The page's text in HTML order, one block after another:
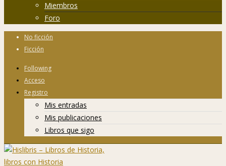
Miembros
Foro
No ficción
Ficción
Following
Acceso
Registro
Mis entradas
Mis publicaciones
Libros que sigo